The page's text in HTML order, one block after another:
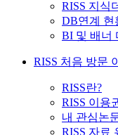
RISS 지식
DB연계 현
BI 및 배너
RISS 처음 방문
RISS란?
RISS 이용
내 관심논
RISS 자료